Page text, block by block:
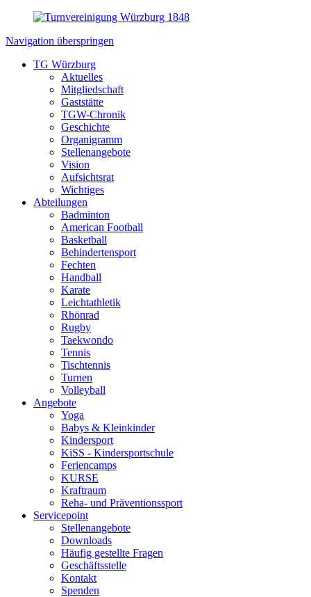
Navigation überspringen
TG Würzburg
Aktuelles
Mitgliedschaft
Gaststätte
TGW-Chronik
Geschichte
Organigramm
Stellenangebote
Vision
Aufsichtsrat
Wichtiges
Abteilungen
Badminton
American Football
Basketball
Behindertensport
Fechten
Handball
Karate
Leichtathletik
Rhönrad
Rugby
Taekwondo
Tennis
Tischtennis
Turnen
Volleyball
Angebote
Yoga
Babys & Kleinkinder
Kindersport
KiSS - Kindersportschule
Feriencamps
KURSE
Kraftraum
Reha- und Präventionssport
Servicepoint
Stellenangebote
Downloads
Häufig gestellte Fragen
Geschäftsstelle
Kontakt
Spenden